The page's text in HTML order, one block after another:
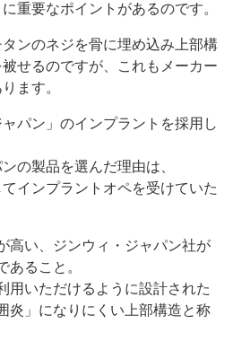
重要なポイントがあるのです。
ンのネジを骨に埋め込み上部構
せるのですが、これもメーカー
ます。
パン」のインプラントを採用し
の製品を選んだ理由は、
インプラントオペを受けていた
高い、ジンウィ・ジャパン社が
あること。
用いただけるように設計された
炎」になりにくい上部構造と称